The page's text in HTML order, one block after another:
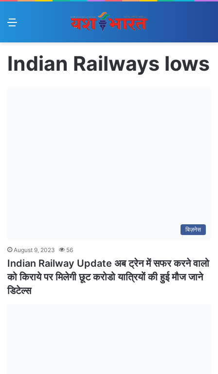
Menu
Indian Railways lows
बिज़नेस
August 9, 2023 56
Indian Railway Update अब ट्रेन में सफर करने वालो
को किराये पर मिलेगी छूट करोडो यात्रियों की हुई मौज जाने
डिटेल्स